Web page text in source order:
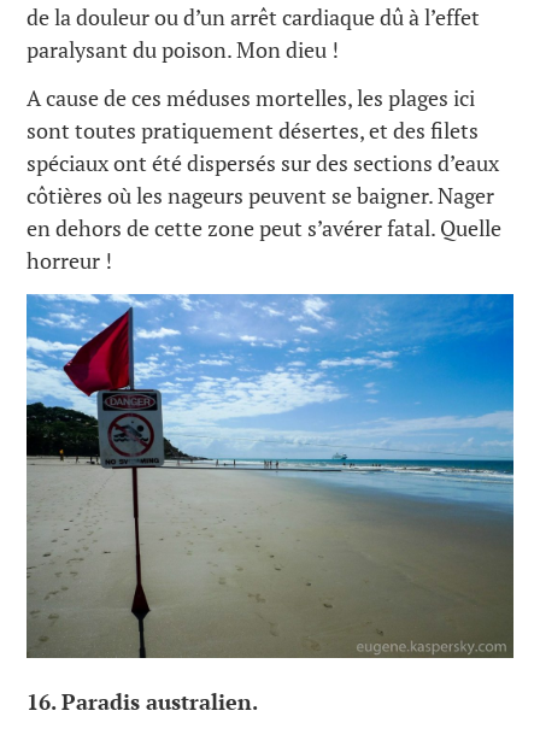
de la douleur ou d’un arrêt cardiaque dû à l’effet
paralysant du poison. Mon dieu !
A cause de ces méduses mortelles, les plages ici
sont toutes pratiquement désertes, et des filets
spéciaux ont été dispersés sur des sections d’eaux
côtières où les nageurs peuvent se baigner. Nager
en dehors de cette zone peut s’avérer fatal. Quelle
horreur !
16.Paradis australien.